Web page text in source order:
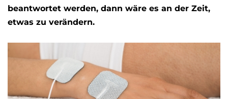
beantwortet werden, dann wäre es an der Zeit,
etwas zu verändern.